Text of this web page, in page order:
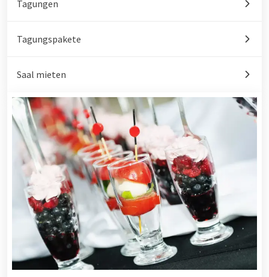
Tagungen
Tagungspakete
Saal mieten